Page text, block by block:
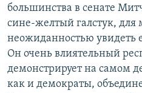
большинства в сенате
сине-желтый галстук, для
неожиданностью увидеть
Он очень влиятельный
демонстрирует на самом
как и демократы,